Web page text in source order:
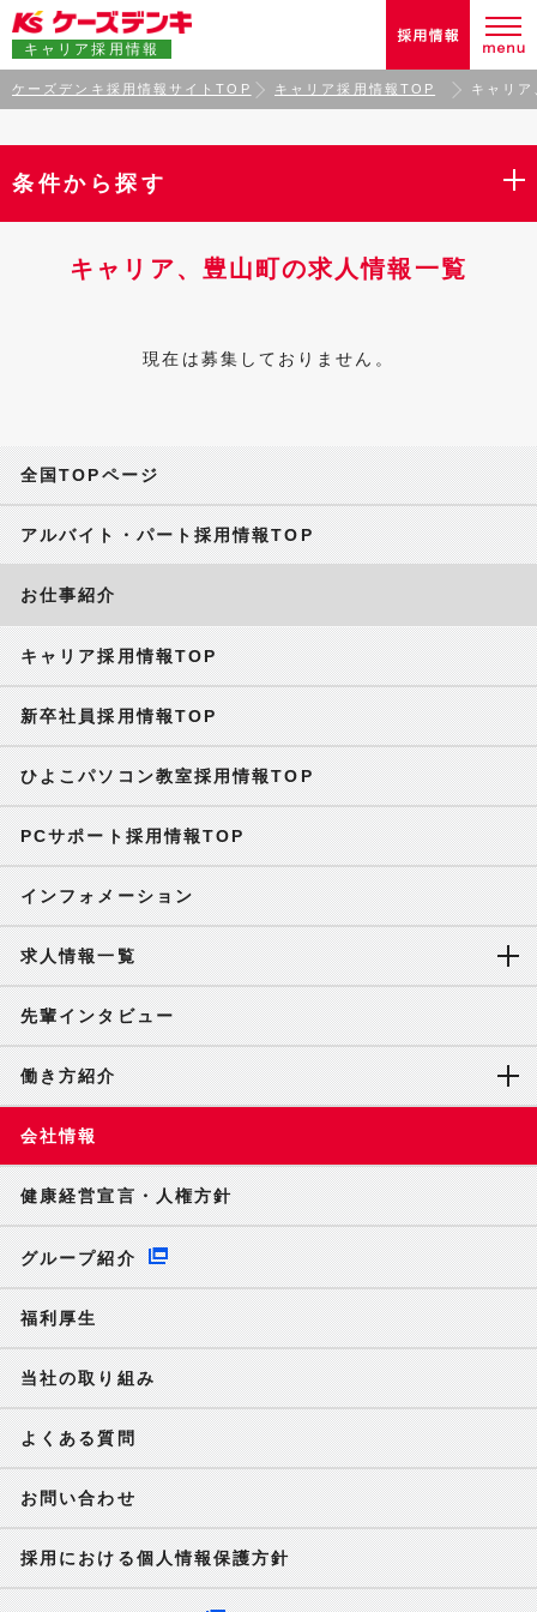
キャリア採用情報
ケーズデンキ採用情報サイトTOP キャリア採用情報TOP キャリ
条件から探す
キャリア、豊山町の求人情報一覧
現在は募集しておりません。
全国TOPページ
アルバイト・パート採用情報TOP
お仕事紹介
キャリア採用情報TOP
新卒社員採用情報TOP
ひよこパソコン教室採用情報TOP
PCサポート採用情報TOP
インフォメーション
求人情報一覧
先輩インタビュー
働き方紹介
会社情報
健康経営宣言・人権方針
グループ紹介
福利厚生
当社の取り組み
よくある質問
お問い合わせ
採用における個人情報保護方針